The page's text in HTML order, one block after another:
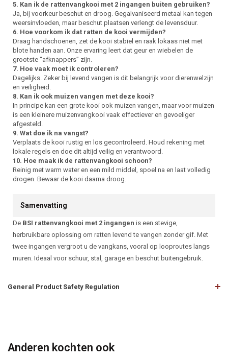
5. Kan ik de rattenvangkooi met 2 ingangen buiten gebruiken?
Ja, bij voorkeur beschut en droog. Gegalvaniseerd metaal kan tegen
weersinvloeden, maar beschut plaatsen verlengt de levensduur.
6. Hoe voorkom ik dat ratten de kooi vermijden?
Draag handschoenen, zet de kooi stabiel en raak lokaas niet met
blote handen aan. Onze ervaring leert dat geur en wiebelen de
grootste “afknappers” zijn.
7. Hoe vaak moet ik controleren?
Dagelijks. Zeker bij levend vangen is dit belangrijk voor dierenwelzijn
en veiligheid.
8. Kan ik ook muizen vangen met deze kooi?
In principe kan een grote kooi ook muizen vangen, maar voor muizen
is een kleinere muizenvangkooi vaak effectiever en gevoeliger
afgesteld.
9. Wat doe ik na vangst?
Verplaats de kooi rustig en los gecontroleerd. Houd rekening met
lokale regels en doe dit altijd veilig en verantwoord.
10. Hoe maak ik de rattenvangkooi schoon?
Reinig met warm water en een mild middel, spoel na en laat volledig
drogen. Bewaar de kooi daarna droog.
Samenvatting
De BSI rattenvangkooi met 2 ingangen is een stevige,
herbruikbare oplossing om ratten levend te vangen zonder gif. Met
twee ingangen vergroot u de vangkans, vooral op looproutes langs
muren. Ideaal voor schuur, stal, garage en beschut buitengebruik.
General Product Safety Regulation
Anderen kochten ook